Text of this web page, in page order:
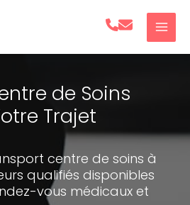
de Soins
Trajet
centre de soins à
qualifiés disponibles
vous médicaux et